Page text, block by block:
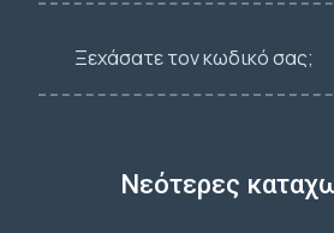
Ξεχάσατε τον κωδικό σας;
Νεότερες